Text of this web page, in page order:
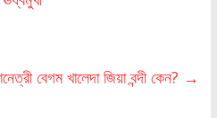
বেগম খালেদা জিয়া বন্দী কেন? →